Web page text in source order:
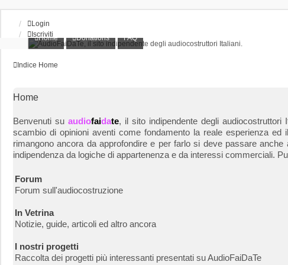
Login
Iscriviti
Home Donations FAQ
Indice Home
Home
Benvenuti su audiofaidate, il sito indipendente degli
scambio di opinioni aventi come fondamento la reale esperienza
rimangono ancora da approfondire e per farlo si deve passare
indipendenza da logiche di appartenenza e da interessi commerciali.
Forum
Forum sull'audiocostruzione
In Vetrina
Notizie, guide, articoli ed altro ancora
I nostri progetti
Raccolta dei progetti più interessanti presentati su AudioFaiDaTe